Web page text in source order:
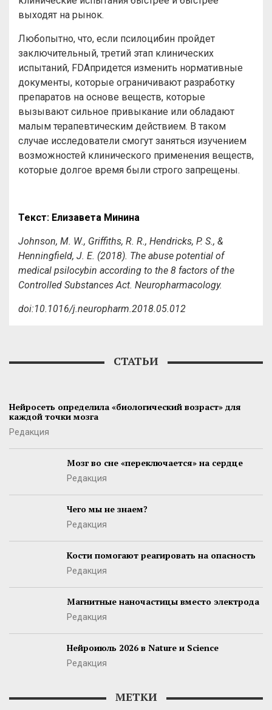
выходят на рынок.
Любопытно, что, если псилоцибин пройдет
заключительный, третий этап клинических
испытаний, FDAпридется изменить нормативные
документы, которые ограничивают разработку
препаратов на основе веществ, которые
вызывают сильное привыкание или обладают
малым терапевтическим действием. В таком
случае исследователи смогут заняться изучением
возможностей клинического применения веществ,
которые долгое время были строго запрещены.
Текст: Елизавета Минина
Johnson, M. W., Griffiths, R. R., Hendricks, P. S., &
Henningfield, J. E. (2018). The abuse potential of
medical psilocybin according to the 8 factors of the
Controlled Substances Act. Neuropharmacology.
doi:10.1016/j.neuropharm.2018.05.012
СТАТЬИ
Нейросеть определила «биологический возраст» для
каждой точки мозга
Редакция
Мозг во сне «переключается» на сердце
Редакция
Чего мы не знаем?
Редакция
Кости помогают реагировать на опасность
Редакция
Магнитные наночастицы вместо электрода
Редакция
Нейроиюль 2026 в Nature и Science
Редакция
МЕТКИ